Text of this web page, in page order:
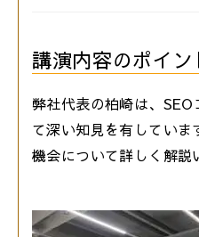
講演内容のポイン
弊社代表の柏崎は、
て深い知見を有してい
機会について詳しく解説